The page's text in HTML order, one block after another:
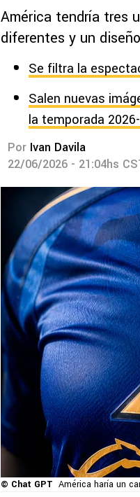
América tendría tres
diferentes y un
Se filtra la
Salen nuevas
la temporada
Por Ivan Davila
22/06/2026 - 21:04hs
© Chat GPT América haría un